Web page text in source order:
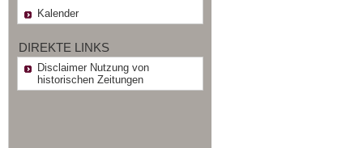
Kalender
DIREKTE LINKS
Disclaimer Nutzung von
historischen Zeitungen